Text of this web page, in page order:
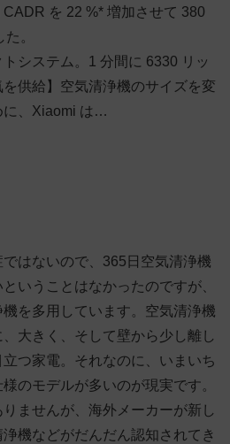
を 22 %* 増加させて 380
。
トシステム。1 分間に 6330 リッ
を供給】空気清浄機のサイズを変
に、Xiaomi は…
はないので、365日空気清浄機
いうことはなかったのですが、
を多用しています。空気清浄機
大きく、そして壁から少し離し
つ家電。それなのに、いまいち
のモデルが多いのが現実です。
ませんが、海外メーカーが新し
機などがだんだん認知されてき